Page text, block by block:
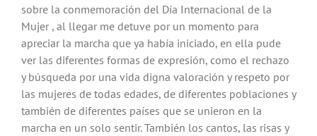
sobre la conmemoración del Día Internacional de la
Mujer , al llegar me detuve por un momento para
apreciar la marcha que ya había iniciado, en ella pude
ver las diferentes formas de expresión, como el rechazo
y búsqueda por una vida digna valoración y respeto por
las mujeres de todas edades, de diferentes poblaciones y
también de diferentes países que se unieron en la
marcha en un solo sentir. También los cantos, las risas y